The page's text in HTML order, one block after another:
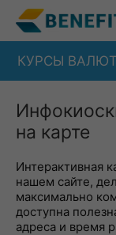
КУРСЫ ВАЛЮТ
на карте
Интерактивная
нашем сайте,
максимально
доступна
адреса и время